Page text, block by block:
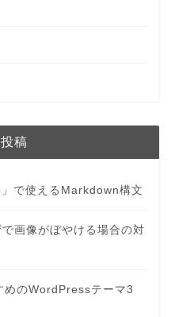
稿
で使えるMarkdown構文
画像がぼやける場合の対
めのWordPressテーマ3